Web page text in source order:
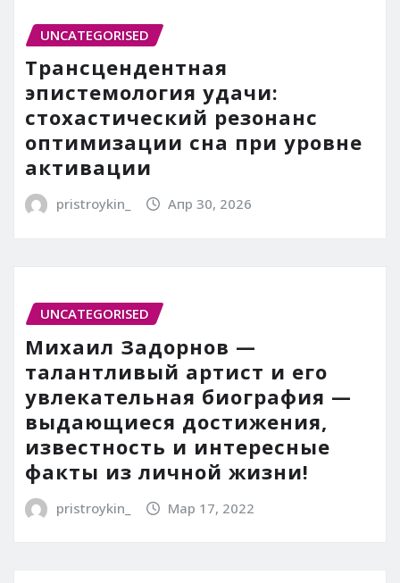
UNCATEGORISED
Трансцендентная
эпистемология удачи:
стохастический резонанс
оптимизации сна при уровне
активации
pristroykin_ Апр 30, 2026
UNCATEGORISED
Михаил Задорнов —
талантливый артист и его
увлекательная биография —
выдающиеся достижения,
известность и интересные
факты из личной жизни!
pristroykin_ Мар 17, 2022